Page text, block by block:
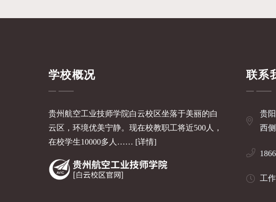
学校概况
贵州航空工业技师学院白云校区坐落于美丽的白
云区，环境优美宁静。现在校教职工将近500人，
在校学生10000多人…… [详情]
联系
贵
西
工